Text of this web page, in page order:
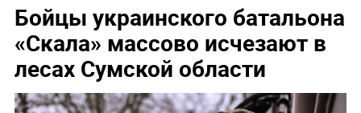
Бойцы украинского батальона
«Скала» массово исчезают в
лесах Сумской области